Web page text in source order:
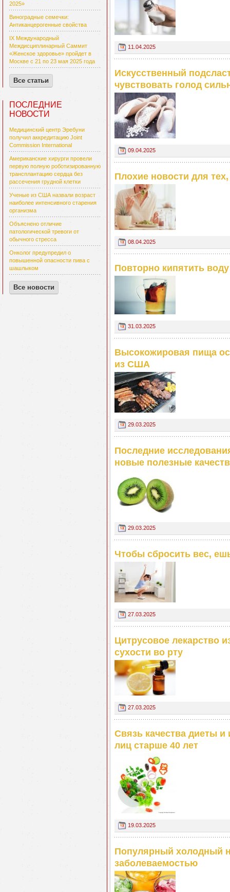
2025»
Виноградные семечки:
Антиканцерогенные свойства
IX Международный
Междисциплинарный Саммит
«Женское здоровье» пройдет в
Москве с 21 по 23 мая 2025 года
Все статьи
ПОСЛЕДНИЕ
НОВОСТИ
Медицинский центр Эребуни
получил аккредитацию Joint
Commission International
Американские хирурги провели
первую полную роботизированную
трансплантацию сердца без
рассечения грудной клетки
Ученые из США назвали возраст
наиболее интенсивного старения
организма
Объяснено отличие
патологической тревоги от
обычного стресса
Онколог предупредил о
повышенной опасности пива с
шашлыком
Все новости
11.04.2025
Искусственный
чувствовать голод
09.04.2025
Плохие новости для
08.04.2025
Повторно кипятить
31.03.2025
Высокожировая пища
из США
29.03.2025
Последние
новые полезные
29.03.2025
Чтобы сбросить вес,
27.03.2025
Цитрусовое лекарство
сухости во рту
27.03.2025
Связь качества диеты и
лиц старше 40 лет
19.03.2025
Популярный холодный
заболеваемостью